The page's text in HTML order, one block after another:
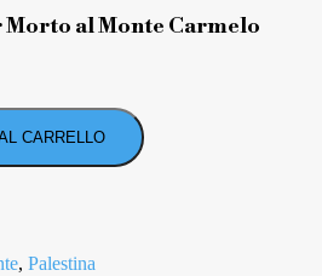
Morto al Monte Carmelo
CARRELLO
, Palestina